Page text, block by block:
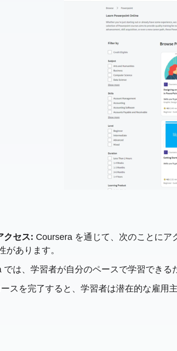
クセス: Coursera を通じて、次のことに
があります。
では、学習者が自分のペースで学習できる
スを完了すると、学習者は潜在的な雇用